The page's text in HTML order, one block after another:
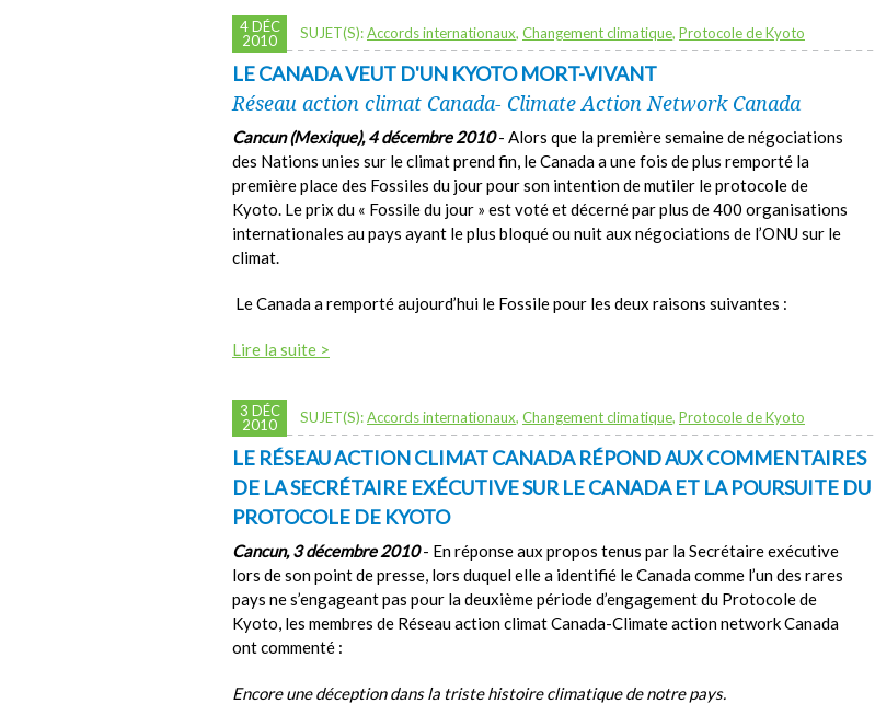
4 DÉC
2010
SUJET(S):Accords internationaux, Changement climatique, Protocole de Kyoto
LE CANADA VEUT D'UN KYOTO MORT-VIVANT
Réseau action climat Canada- Climate Action Network Canada
Cancun (Mexique), 4 décembre 2010- Alors que la première semaine de négociations
des Nations unies sur le climat prend fin, le Canada a une fois de plus remporté la
première place des Fossiles du jour pour son intention de mutiler le protocole de
Kyoto. Le prix du « Fossile du jour » est voté et décerné par plus de 400 organisations
internationales au pays ayant le plus bloqué ou nuit aux négociations de l’ONU sur le
climat.
Le Canada a remporté aujourd’hui le Fossile pour les deux raisons suivantes :
Lire la suite >
3 DÉC
2010
SUJET(S):Accords internationaux, Changement climatique, Protocole de Kyoto
LE RÉSEAU ACTION CLIMAT CANADA RÉPOND AUX COMMENTAIRES
DE LA SECRÉTAIRE EXÉCUTIVE SUR LE CANADA ET LA POURSUITE DU
PROTOCOLE DE KYOTO
Cancun, 3 décembre 2010- En réponse aux propos tenus par la Secrétaire exécutive
lors de son point de presse, lors duquel elle a identifié le Canada comme l’un des rares
pays ne s’engageant pas pour la deuxième période d’engagement du Protocole de
Kyoto, les membres de Réseau action climat Canada-Climate action network Canada
ont commenté :
Encore une déception dans la triste histoire climatique de notre pays.